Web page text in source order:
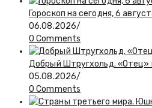
Гороскоп на сегодня, 6
06.08.2026/
0 Comments
Добрый Штругхольд.
05.08.2026/
0 Comments